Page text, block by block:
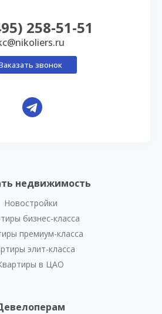
недвижимость
Новостройки
бизнес-класса
премиум-класса
элит-класса
в ЦАО
258-51-51
звонок